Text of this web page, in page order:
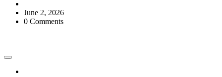
June 2, 2026
0 Comments